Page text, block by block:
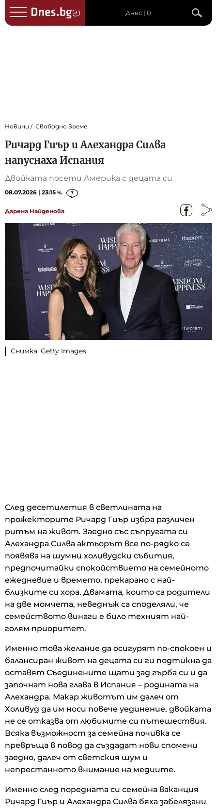
Днес | 0
Новини Свободно време
Ричард Гиър и Алехандра Силва
напуснаха Испания
Двойката посети Америка с децата си
08.07.2026 | 23:15 ч. 7
Дарена Найденова
Снимка: Getty Images
След десетилетия в светлината на
прожекторите Ричард Гиър избра различен
ритъм на живот. Заедно със съпругата си
Алехандра Силва актьорът все по-рядко се
появява на шумни холивудски събития,
предпочитайки спокойствието на семейното
ежедневие и времето, прекарано с най-
близките си хора. Двамата, които са родители
на две момчета, неведнъж са споделяли, че
семейството винаги е било техният най-
голям приоритет.
Именно това желание да осигурят по-спокоен и
балансиран живот на децата си ги подтикна да
оставят Съединените щати зад гърба си и да
започнат нова глава в Испания – родината на
Алехандра. Макар животът им далеч от
Холивуд да им носи повече уединение, двойката
не се отказва от любимите си пътешествия.
Всяка възможност за семейна почивка се
превръща в повод да създадат нови спомени
заедно, далеч от светския шум и
непрестанното внимание на медиите.
Именно след поредната си семейна ваканция
Ричард Гиър и Алехандра Силва бяха забелязани